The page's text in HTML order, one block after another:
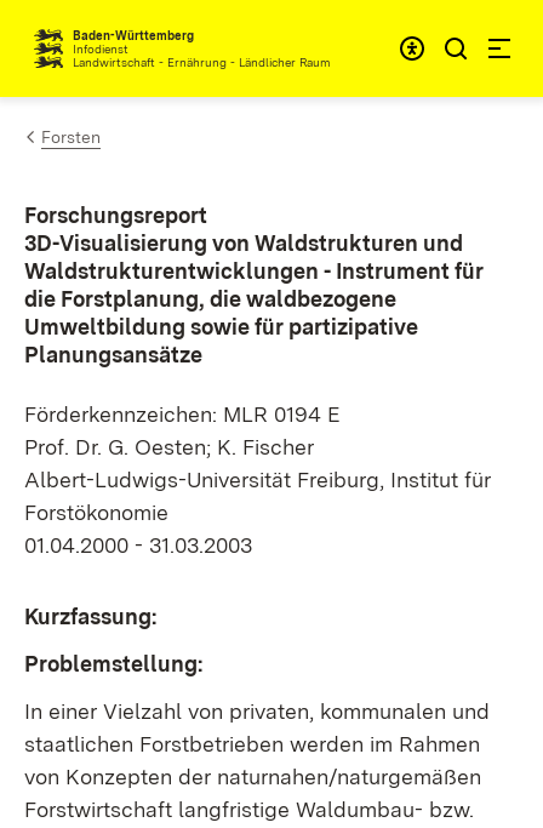
Zum Inhalt springen
Baden-Württemberg
Infodienst
Landwirtschaft - Ernährung - Ländlicher Raum
Forsten
Forschungsreport
3D-Visualisierung von Waldstrukturen und
Waldstrukturentwicklungen - Instrument für
die Forstplanung, die waldbezogene
Umweltbildung sowie für partizipative
Planungsansätze
Förderkennzeichen: MLR 0194 E
Prof. Dr. G. Oesten; K. Fischer
Albert-Ludwigs-Universität Freiburg, Institut für
Forstökonomie
01.04.2000 - 31.03.2003
Kurzfassung:
Problemstellung:
In einer Vielzahl von privaten, kommunalen und
staatlichen Forstbetrieben werden im Rahmen
von Konzepten der naturnahen/naturgemäßen
Forstwirtschaft langfristige Waldumbau- bzw.